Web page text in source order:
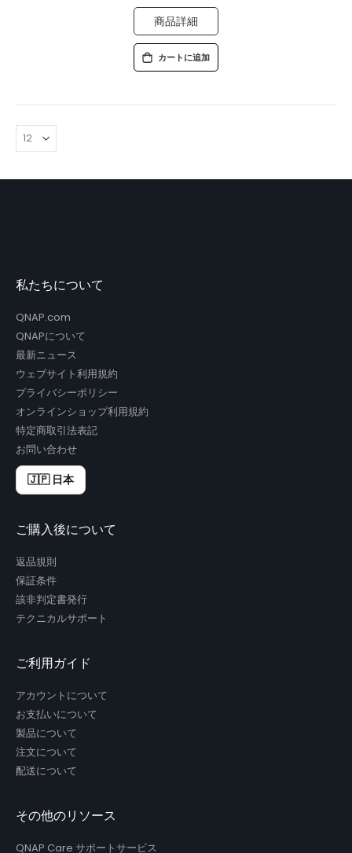
商品詳細
カートに追加
私たちについて
QNAP.com
QNAPについて
最新ニュース
ウェブサイト利用規約
プライバシーポリシー
オンラインショップ利用規約
特定商取引法表記
お問い合わせ
🇯🇵 日本
ご購入後について
返品規則
保証条件
該非判定書発行
テクニカルサポート
ご利用ガイド
アカウントについて
お支払いについて
製品について
注文について
配送について
その他のリソース
QNAP Care サポートサービス